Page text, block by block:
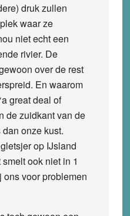
druk zullen
waar ze
niet echt een
rivier. De
over de rest
En waarom
great deal of
de zuidkant van de
onze kust.
op IJsland
ook niet in 1
voor problemen